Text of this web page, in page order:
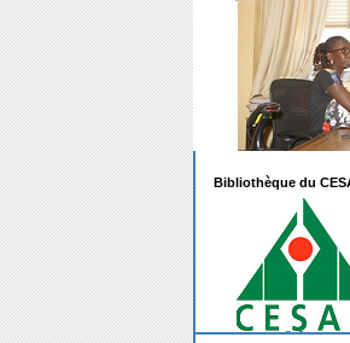
Bibliothèque du